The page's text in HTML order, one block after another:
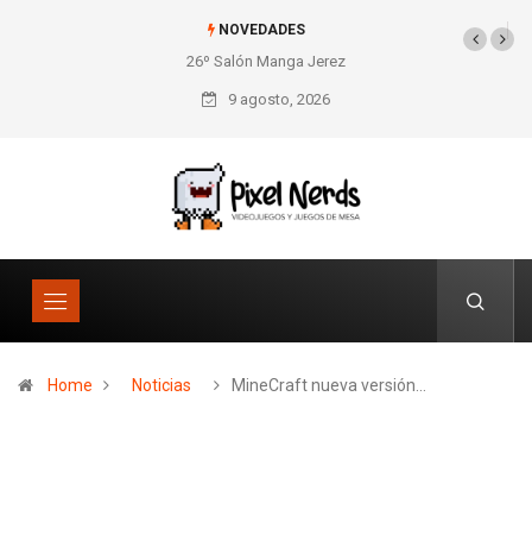
NOVEDADES
26º Salón Manga Jerez SNES Pixel Book para
los amantes de lo retro
9 agosto, 2026
Home Noticias MineCraft nueva versión…